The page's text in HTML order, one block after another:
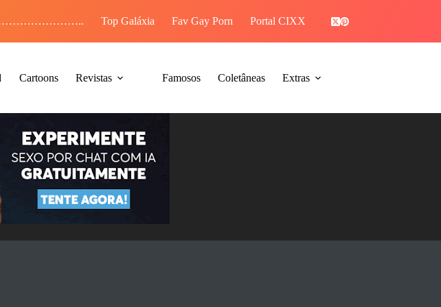
Top Galáxia Fav Gay Porn Portal CIXX PIROCAGRAM
Cartoons Revistas Famosos Coletâneas Extras